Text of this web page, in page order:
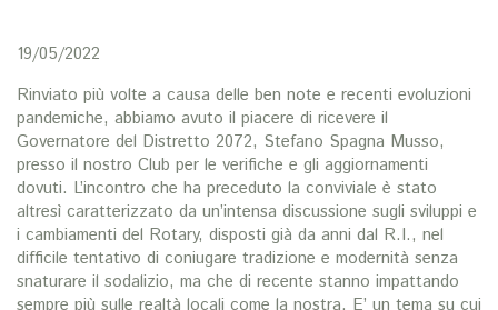
19/05/2022
Rinviato più volte a causa delle ben note e recenti evoluzioni
pandemiche, abbiamo avuto il piacere di ricevere il
Governatore del Distretto 2072, Stefano Spagna Musso,
presso il nostro Club per le verifiche e gli aggiornamenti
dovuti. L’incontro che ha preceduto la conviviale è stato
altresì caratterizzato da un’intensa discussione sugli sviluppi e
i cambiamenti del Rotary, disposti già da anni dal R.I., nel
difficile tentativo di coniugare tradizione e modernità senza
snaturare il sodalizio, ma che di recente stanno impattando
sempre più sulle realtà locali come la nostra. E’ un tema su cui